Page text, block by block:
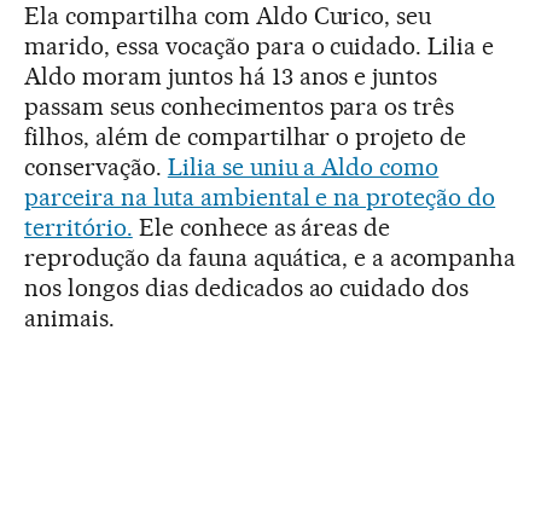
Ela compartilha com Aldo Curico, seu
marido, essa vocação para o cuidado. Lilia e
Aldo moram juntos há 13 anos e juntos
passam seus conhecimentos para os três
filhos, além de compartilhar o projeto de
conservação. Lilia se uniu a Aldo como
parceira na luta ambiental e na proteção do
território. Ele conhece as áreas de
reprodução da fauna aquática, e a acompanha
nos longos dias dedicados ao cuidado dos
animais.